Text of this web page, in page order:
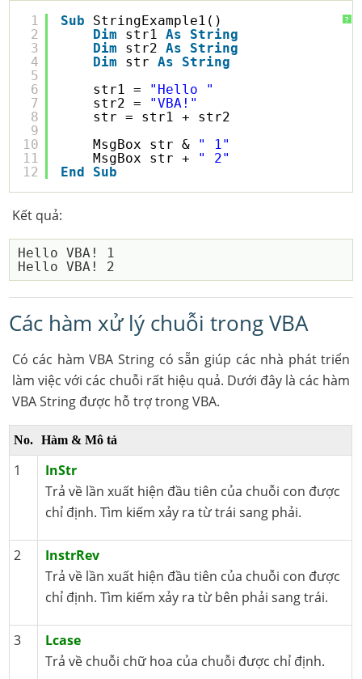
?
1
2
3
4
5
6
7
8
9
10
11
12
Sub
StringExample1()
Dim
str1 As
String
Dim
str2 As
String
Dim
str As
String
str1 = "Hello "
str2 = "VBA!"
str = str1 + str2
MsgBox str & " 1"
MsgBox str + " 2"
End
Sub
Kết quả:
Hello VBA! 1
Các hàm xử lý chuỗi trong VBA
Có các hàm VBA String có sẵn giúp các nhà phát triển
làm việc với các chuỗi rất hiệu quả. Dưới đây là các hàm
VBA String được hỗ trợ trong VBA.
No. Hàm & Mô tả
1
InStr
Trả về lần xuất hiện đầu tiên của chuỗi con được
chỉ định. Tìm kiếm xảy ra từ trái sang phải.
2
InstrRev
Trả về lần xuất hiện đầu tiên của chuỗi con được
chỉ định. Tìm kiếm xảy ra từ bên phải sang trái.
3
Lcase
Trả về chuỗi chữ hoa của chuỗi được chỉ định.